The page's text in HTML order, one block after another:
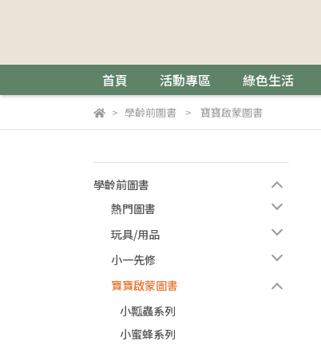
首頁 活動專區 綠色生活
學齡前圖書 寶寶啟蒙圖書
學齡前圖書
熱門圖書
玩具/用品
小一先修
寶寶啟蒙圖書
小瓢蟲系列
小蜜蜂系列